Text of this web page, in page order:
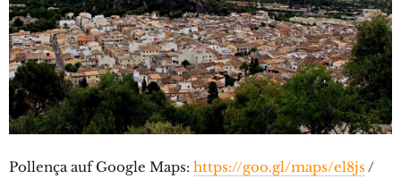
Pollença auf Google Maps: https://goo.gl/maps/el8js /